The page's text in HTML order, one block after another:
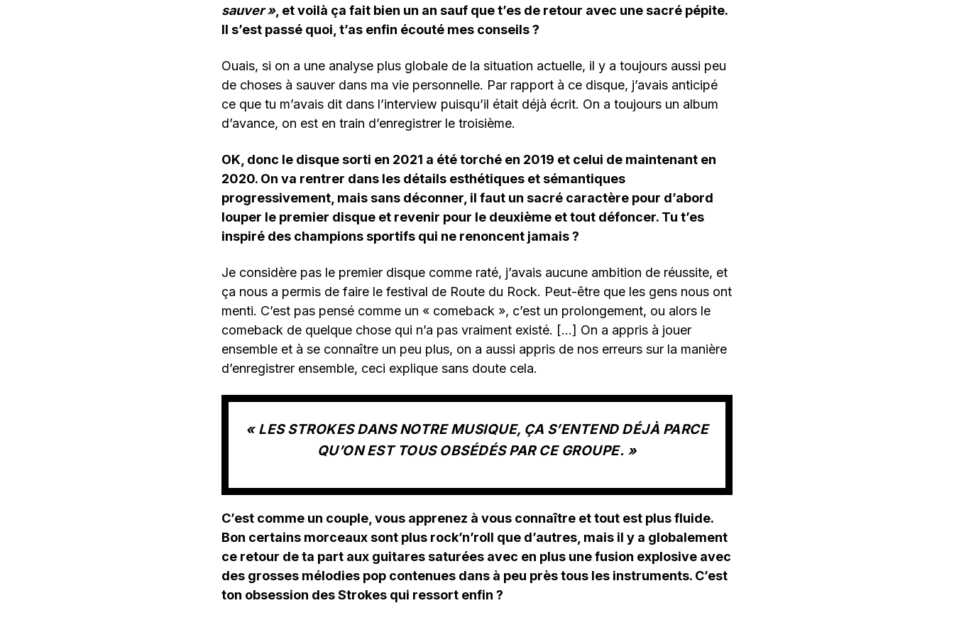
sauver », et voilà ça fait bien un an sauf que t’es de retour avec une sacré pépite.
Il s’est passé quoi, t’as enfin écouté mes conseils ?
Ouais, si on a une analyse plus globale de la situation actuelle, il y a toujours aussi peu
de choses à sauver dans ma vie personnelle. Par rapport à ce disque, j’avais anticipé
ce que tu m’avais dit dans l’interview puisqu’il était déjà écrit. On a toujours un album
d’avance, on est en train d’enregistrer le troisième.
OK, donc le disque sorti en 2021 a été torché en 2019 et celui de maintenant en
2020. On va rentrer dans les détails esthétiques et sémantiques
progressivement, mais sans déconner, il faut un sacré caractère pour d’abord
louper le premier disque et revenir pour le deuxième et tout défoncer. Tu t’es
inspiré des champions sportifs qui ne renoncent jamais ?
Je considère pas le premier disque comme raté, j’avais aucune ambition de réussite, et
ça nous a permis de faire le festival de Route du Rock. Peut-être que les gens nous ont
menti. C’est pas pensé comme un « comeback », c’est un prolongement, ou alors le
comeback de quelque chose qui n’a pas vraiment existé. […] On a appris à jouer
ensemble et à se connaître un peu plus, on a aussi appris de nos erreurs sur la manière
d’enregistrer ensemble, ceci explique sans doute cela.
« LES STROKES DANS NOTRE MUSIQUE, ÇA S’ENTEND DÉJÀ PARCE
QU’ON EST TOUS OBSÉDÉS PAR CE GROUPE. »
C’est comme un couple, vous apprenez à vous connaître et tout est plus fluide.
Bon certains morceaux sont plus rock’n’roll que d’autres, mais il y a globalement
ce retour de ta part aux guitares saturées avec en plus une fusion explosive avec
des grosses mélodies pop contenues dans à peu près tous les instruments. C’est
ton obsession des Strokes qui ressort enfin ?